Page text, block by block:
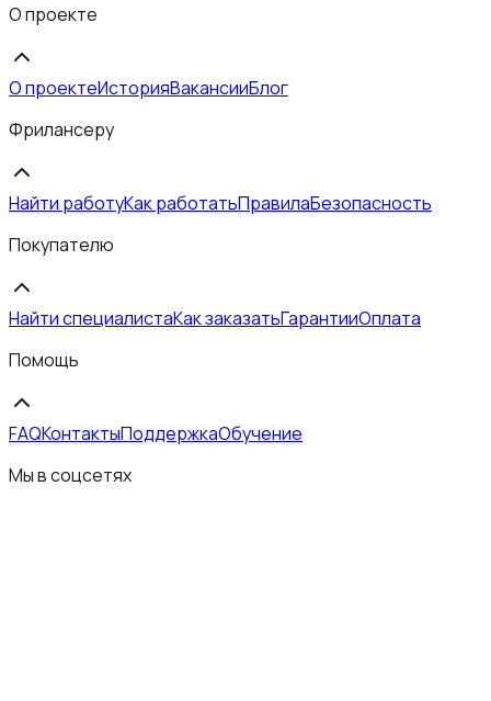
О проекте
О проектеИсторияВакансииБлог
Фрилансеру
Найти работуКак работатьПравилаБезопасность
Покупателю
Найти специалистаКак заказатьГарантииОплата
Помощь
FAQКонтактыПоддержкаОбучение
Мы в соцсетях